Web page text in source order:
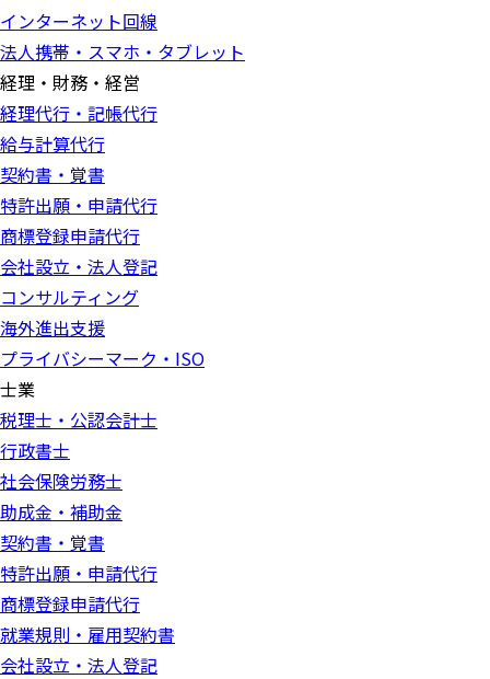
インターネット回線
法人携帯・スマホ・タブレット
経理・財務・経営
経理代行・記帳代行
給与計算代行
契約書・覚書
特許出願・申請代行
商標登録申請代行
会社設立・法人登記
コンサルティング
海外進出支援
プライバシーマーク・ISO
士業
税理士・公認会計士
行政書士
社会保険労務士
助成金・補助金
契約書・覚書
特許出願・申請代行
商標登録申請代行
就業規則・雇用契約書
会社設立・法人登記